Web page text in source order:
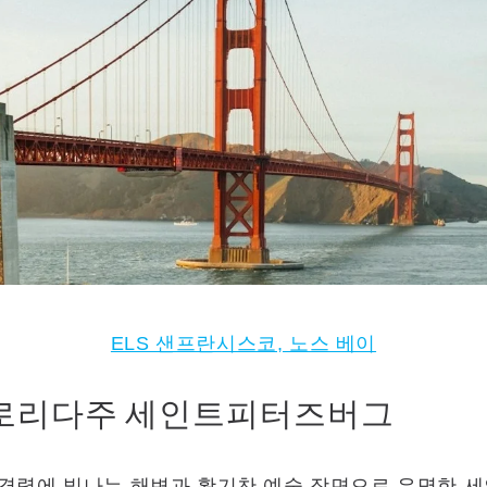
ELS 샌프란시스코, 노스 베이
리다주 세인트피터즈버그